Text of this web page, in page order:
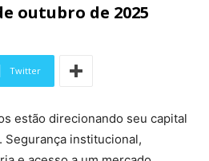
outubro de 2025
Twitter
estão direcionando seu capital
Segurança institucional,